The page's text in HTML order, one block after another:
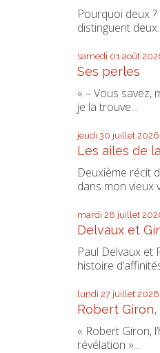
Pourquoi deux
distinguent
samedi 01 août
Ses perles
« – Vous savez,
je la trouve...
jeudi 30 juillet 2026
Les ailes de
Deuxième récit
dans mon vieux
mardi 28 juillet
Delvaux et
Paul Delvaux et
histoire
lundi 27 juillet 2026
Robert Giron,
« Robert Giron,
révélation »...